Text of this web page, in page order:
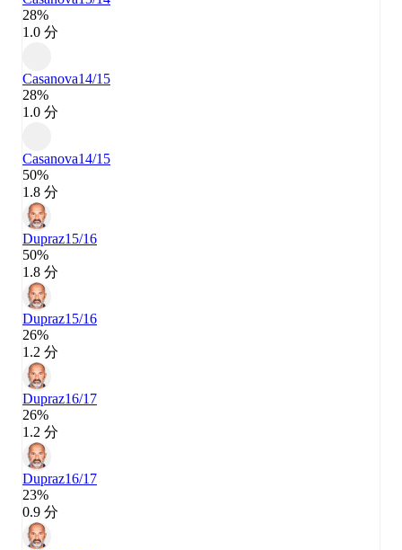
28%
1.0 分
Casanova14/15
28%
1.0 分
Casanova14/15
50%
1.8 分
Dupraz15/16
50%
1.8 分
Dupraz15/16
26%
1.2 分
Dupraz16/17
26%
1.2 分
Dupraz16/17
23%
0.9 分